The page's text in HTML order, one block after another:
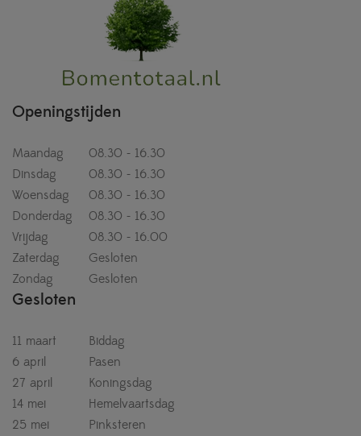
Openingstijden
Maandag
08.30 - 16.30
Dinsdag
08.30 - 16.30
Woensdag
08.30 - 16.30
Donderdag
08.30 - 16.30
Vrijdag
08.30 - 16.00
Zaterdag
Gesloten
Zondag
Gesloten
Gesloten
11 maart
Biddag
6 april
Pasen
27 april
Koningsdag
14 mei
Hemelvaartsdag
25 mei
Pinksteren